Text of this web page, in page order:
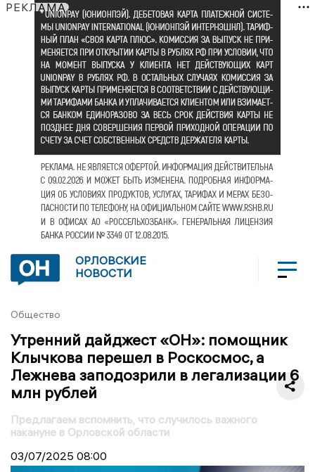
РЕКЛАМА
ОРЛОВСКИЕ
НОВОСТИ
Общество
Утренний дайджест «ОН»: помощник
Клычкова перешел в Роскосмос, а
Лежнева заподозрили в легализации 6
млн рублей
Предлагаем вспомнить, что случилось важного
накануне в Орловской области
03/07/2025 08:00